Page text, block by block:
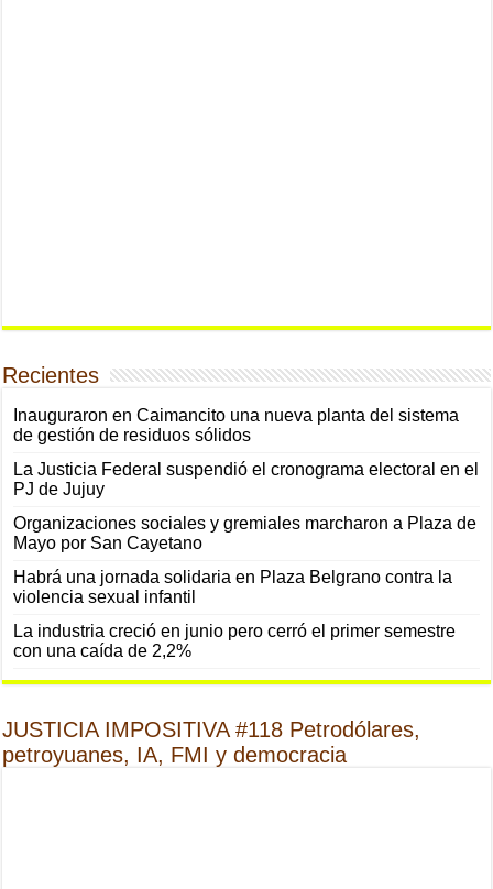
Recientes
Inauguraron en Caimancito una nueva planta del sistema
de gestión de residuos sólidos
La Justicia Federal suspendió el cronograma electoral en el
PJ de Jujuy
Organizaciones sociales y gremiales marcharon a Plaza de
Mayo por San Cayetano
Habrá una jornada solidaria en Plaza Belgrano contra la
violencia sexual infantil
La industria creció en junio pero cerró el primer semestre
con una caída de 2,2%
JUSTICIA IMPOSITIVA #118 Petrodólares,
petroyuanes, IA, FMI y democracia